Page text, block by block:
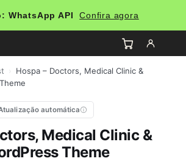
WhatsApp API Confira agora
Hospa – Doctors, Medical Clinic &
automática
Medical Clinic &
Theme